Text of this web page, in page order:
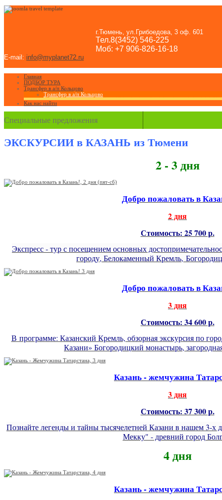
г.Тюмень, ул.Грибоедова, 3 оф. 601
Тел.8(3452) 546-225
Моб: +7 906-826-16-18
E-mail: info@myplanet72.ru
Главная
ПОДБОР ТУРА
Трансфер в а/п Кольцово
Трансфер в а/п Кольцово
Как нас найти
Специальные предложения
ЭКСКУРСИИ в КАЗАНЬ из Тюмени
2 - 3 дня
Добро пожаловать в
2 дня
Стоимость: 25 700 р.
Экспресс - тур с посещением основных
городу, Белокаменный Кремль,
Добро пожаловать в
3 дня
Стоимость: 34 600 р.
В программе: Казанский Кремль, обзорная экскурсия по
Казани» Богородицкий монастырь,
Казань - жемчужина
3 дня
Стоимость: 37 300 р.
Познайте легенды и тайны тысячелетней Казани в нашем 3-х
Мекку" - древний город
4 дня
Казань - жемчужина